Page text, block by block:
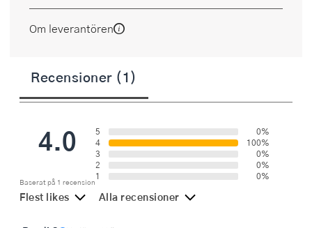
Om leverantören
Recensioner (1)
4.0
Baserat på 1 recension
5
0%
4
100%
3
0%
2
0%
1
0%
Flest likes Alla recensioner